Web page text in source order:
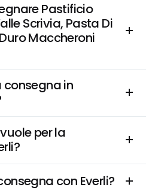
Pastificio
Scrivia, Pasta Di
Maccheroni
consegna in
per la
con Everli?